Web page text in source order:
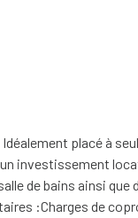
placé à
investissement
de bains ainsi que
:Charges de